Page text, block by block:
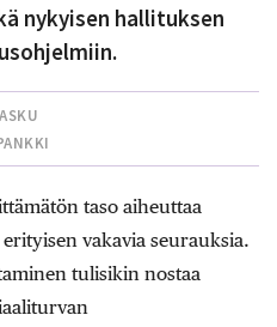
nykyisen hallituksen
taso aiheuttaa
vakavia seurauksia.
tulisikin nostaa